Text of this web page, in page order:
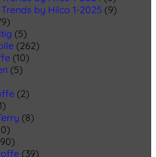
by Hilco 1-2025 (9)
(5)
(262)
(10)
(5)
(2)
(8)
(39)